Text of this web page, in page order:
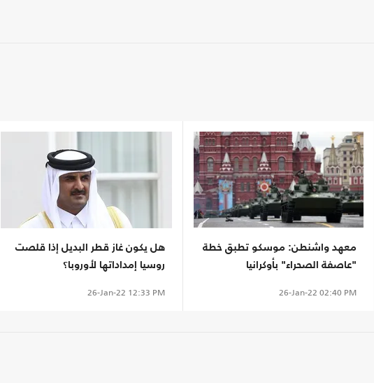
معهد واشنطن: موسكو تطبق خطة
"عاصفة الصحراء" بأوكرانيا
26-Jan-22 02:40 PM
هل يكون غاز قطر البديل إذا قلصت
روسيا إمداداتها لأوروبا؟
26-Jan-22 12:33 PM